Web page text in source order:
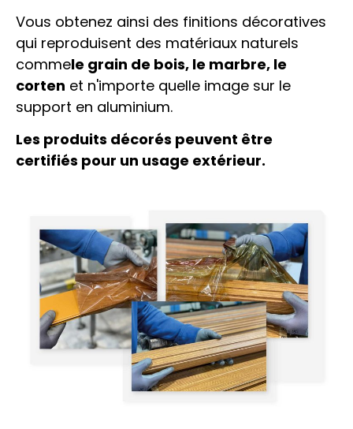
Vous obtenez ainsi des finitions décoratives
qui reproduisent des matériaux naturels
commele grain de bois, le marbre, le
corten et n'importe quelle image sur le
support en aluminium.
Les produits décorés peuvent être
certifiés pour un usage extérieur.